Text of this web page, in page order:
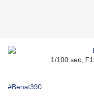
1/100 sec,
#Benat390